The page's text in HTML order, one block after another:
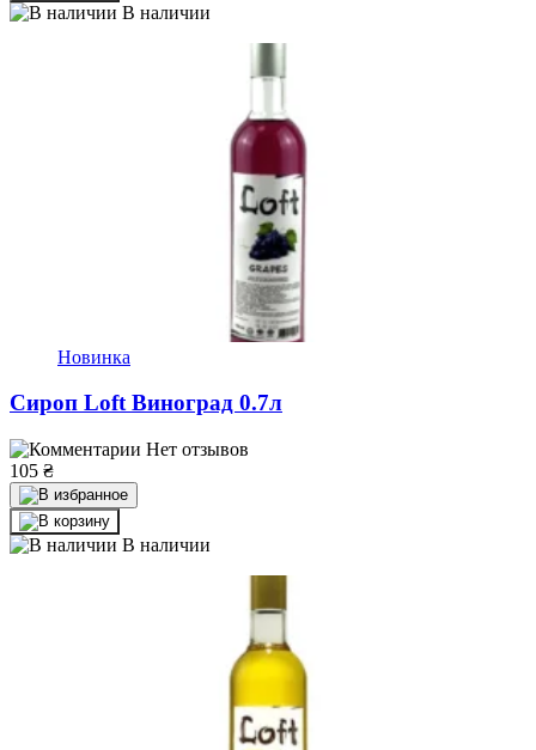
В наличии
Новинка
Сироп Loft Виноград 0.7л
Нет отзывов
105 ₴
В наличии